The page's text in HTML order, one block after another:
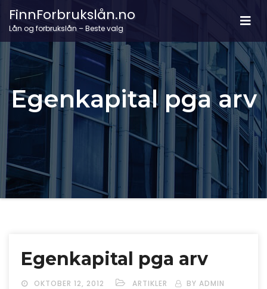
FinnForbrukslån.no
Lån og forbrukslån – Beste valg
Egenkapital pga arv
Egenkapital pga arv
OKTOBER 12, 2012 ARTIKLER BY ADMIN